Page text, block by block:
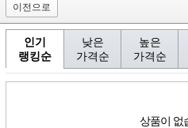
이전으로
인기
랭킹순
낮은
가격순
높은
가격순
상품이 없